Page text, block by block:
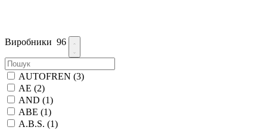
Виробники 96
AUTOFREN (3)
AE (2)
AND (1)
ABE (1)
A.B.S. (1)